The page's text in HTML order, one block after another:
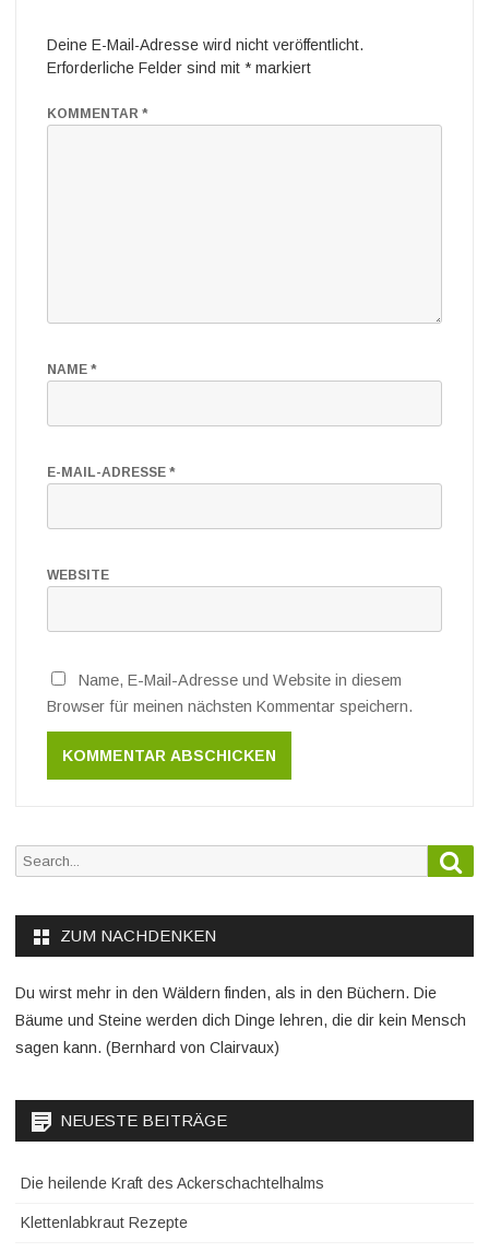
Deine E-Mail-Adresse wird nicht veröffentlicht.
Erforderliche Felder sind mit * markiert
KOMMENTAR *
NAME *
E-MAIL-ADRESSE *
WEBSITE
Name, E-Mail-Adresse und Website in diesem
Browser für meinen nächsten Kommentar speichern.
Search
ZUM NACHDENKEN
Du wirst mehr in den Wäldern finden, als in den Büchern. Die
Bäume und Steine werden dich Dinge lehren, die dir kein Mensch
sagen kann. (Bernhard von Clairvaux)
NEUESTE BEITRÄGE
Die heilende Kraft des Ackerschachtelhalms
Klettenlabkraut Rezepte